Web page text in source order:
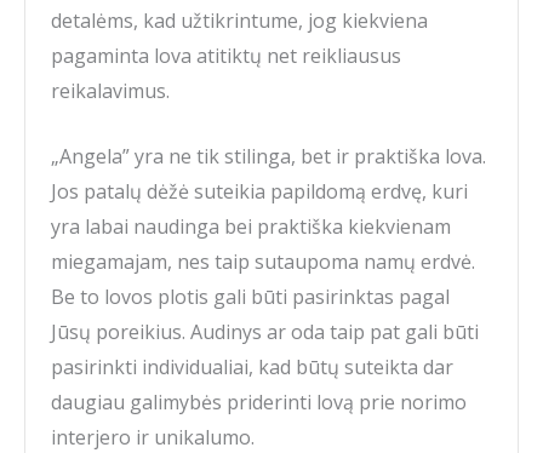
detalėms, kad užtikrintume, jog kiekviena
pagaminta lova atitiktų net reikliausus
reikalavimus.
„Angela” yra ne tik stilinga, bet ir praktiška lova.
Jos patalų dėžė suteikia papildomą erdvę, kuri
yra labai naudinga bei praktiška kiekvienam
miegamajam, nes taip sutaupoma namų erdvė.
Be to lovos plotis gali būti pasirinktas pagal
Jūsų poreikius. Audinys ar oda taip pat gali būti
pasirinkti individualiai, kad būtų suteikta dar
daugiau galimybės priderinti lovą prie norimo
interjero ir unikalumo.